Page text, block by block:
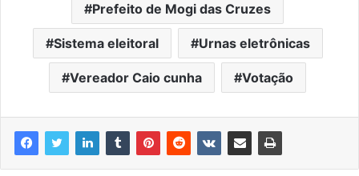
Prefeito de Mogi das Cruzes
Sistema eleitoral Urnas eletrônicas
Vereador Caio cunha Votação